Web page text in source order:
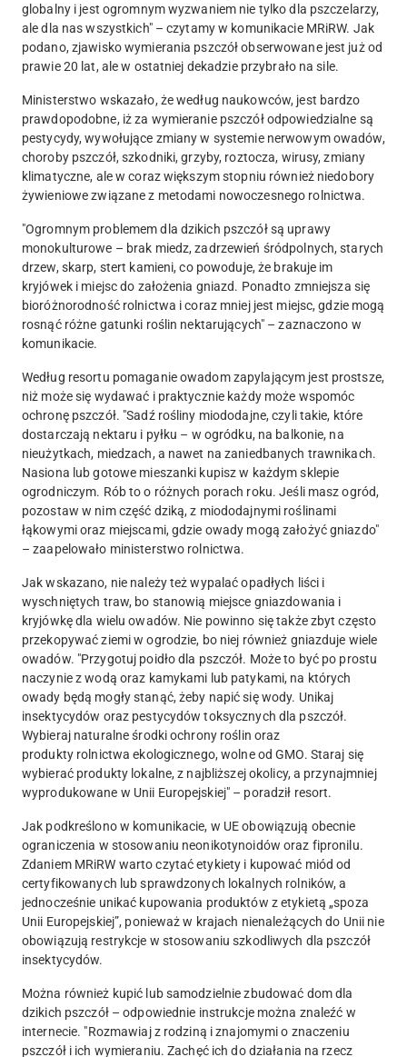
globalny i jest ogromnym wyzwaniem nie tylko dla pszczelarzy,
ale dla nas wszystkich" – czytamy w komunikacie MRiRW. Jak
podano, zjawisko wymierania pszczół obserwowane jest już od
prawie 20 lat, ale w ostatniej dekadzie przybrało na sile.
Ministerstwo wskazało, że według naukowców, jest bardzo
prawdopodobne, iż za wymieranie pszczół odpowiedzialne są
pestycydy, wywołujące zmiany w systemie nerwowym owadów,
choroby pszczół, szkodniki, grzyby, roztocza, wirusy, zmiany
klimatyczne, ale w coraz większym stopniu również niedobory
żywieniowe związane z metodami nowoczesnego rolnictwa.
"Ogromnym problemem dla dzikich pszczół są uprawy
monokulturowe – brak miedz, zadrzewień śródpolnych, starych
drzew, skarp, stert kamieni, co powoduje, że brakuje im
kryjówek i miejsc do założenia gniazd. Ponadto zmniejsza się
bioróżnorodność rolnictwa i coraz mniej jest miejsc, gdzie mogą
rosnąć różne gatunki roślin nektarujących" – zaznaczono w
komunikacie.
Według resortu pomaganie owadom zapylającym jest prostsze,
niż może się wydawać i praktycznie każdy może wspomóc
ochronę pszczół. "Sadź rośliny miododajne, czyli takie, które
dostarczają nektaru i pyłku – w ogródku, na balkonie, na
nieużytkach, miedzach, a nawet na zaniedbanych trawnikach.
Nasiona lub gotowe mieszanki kupisz w każdym sklepie
ogrodniczym. Rób to o różnych porach roku. Jeśli masz ogród,
pozostaw w nim część dziką, z miododajnymi roślinami
łąkowymi oraz miejscami, gdzie owady mogą założyć gniazdo"
– zaapelowało ministerstwo rolnictwa.
Jak wskazano, nie należy też wypalać opadłych liści i
wyschniętych traw, bo stanowią miejsce gniazdowania i
kryjówkę dla wielu owadów. Nie powinno się także zbyt często
przekopywać ziemi w ogrodzie, bo niej również gniazduje wiele
owadów. "Przygotuj poidło dla pszczół. Może to być po prostu
naczynie z wodą oraz kamykami lub patykami, na których
owady będą mogły stanąć, żeby napić się wody. Unikaj
insektycydów oraz pestycydów toksycznych dla pszczół.
Wybieraj naturalne środki ochrony roślin oraz
produkty rolnictwa ekologicznego, wolne od GMO. Staraj się
wybierać produkty lokalne, z najbliższej okolicy, a przynajmniej
wyprodukowane w Unii Europejskiej" – poradził resort.
Jak podkreślono w komunikacie, w UE obowiązują obecnie
ograniczenia w stosowaniu neonikotynoidów oraz fipronilu.
Zdaniem MRiRW warto czytać etykiety i kupować miód od
certyfikowanych lub sprawdzonych lokalnych rolników, a
jednocześnie unikać kupowania produktów z etykietą „spoza
Unii Europejskiej”, ponieważ w krajach nienależących do Unii nie
obowiązują restrykcje w stosowaniu szkodliwych dla pszczół
insektycydów.
Można również kupić lub samodzielnie zbudować dom dla
dzikich pszczół – odpowiednie instrukcje można znaleźć w
internecie. "Rozmawiaj z rodziną i znajomymi o znaczeniu
pszczół i ich wymieraniu. Zachęć ich do działania na rzecz